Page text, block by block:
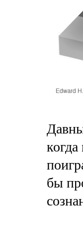
бы